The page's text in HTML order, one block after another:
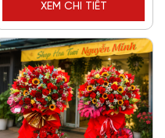
XEM CHI TIẾT